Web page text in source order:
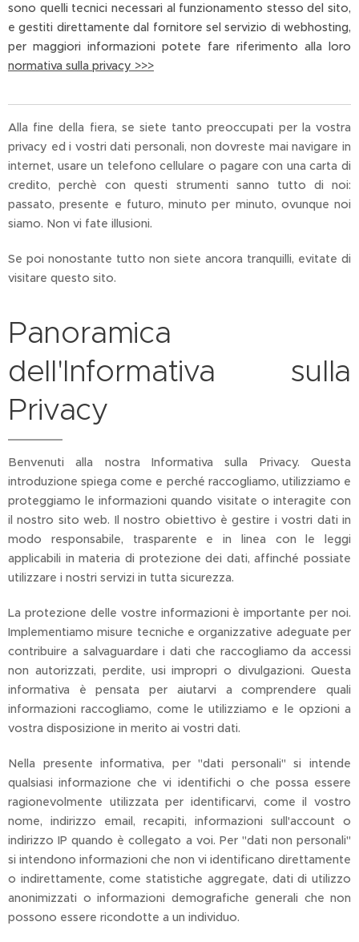
sono quelli tecnici necessari al funzionamento stesso del sito,
e gestiti direttamente dal fornitore sel servizio di webhosting,
per maggiori informazioni potete fare riferimento alla loro
normativa sulla privacy >>>
Alla fine della fiera, se siete tanto preoccupati per la vostra
privacy ed i vostri dati personali, non dovreste mai navigare in
internet, usare un telefono cellulare o pagare con una carta di
credito, perchè con questi strumenti sanno tutto di noi:
passato, presente e futuro, minuto per minuto, ovunque noi
siamo. Non vi fate illusioni.
Se poi nonostante tutto non siete ancora tranquilli, evitate di
visitare questo sito.
Panoramica
dell'Informativa sulla
Privacy
Benvenuti alla nostra Informativa sulla Privacy. Questa
introduzione spiega come e perché raccogliamo, utilizziamo e
proteggiamo le informazioni quando visitate o interagite con
il nostro sito web. Il nostro obiettivo è gestire i vostri dati in
modo responsabile, trasparente e in linea con le leggi
applicabili in materia di protezione dei dati, affinché possiate
utilizzare i nostri servizi in tutta sicurezza.
La protezione delle vostre informazioni è importante per noi.
Implementiamo misure tecniche e organizzative adeguate per
contribuire a salvaguardare i dati che raccogliamo da accessi
non autorizzati, perdite, usi impropri o divulgazioni. Questa
informativa è pensata per aiutarvi a comprendere quali
informazioni raccogliamo, come le utilizziamo e le opzioni a
vostra disposizione in merito ai vostri dati.
Nella presente informativa, per "dati personali" si intende
qualsiasi informazione che vi identifichi o che possa essere
ragionevolmente utilizzata per identificarvi, come il vostro
nome, indirizzo email, recapiti, informazioni sull'account o
indirizzo IP quando è collegato a voi. Per "dati non personali"
si intendono informazioni che non vi identificano direttamente
o indirettamente, come statistiche aggregate, dati di utilizzo
anonimizzati o informazioni demografiche generali che non
possono essere ricondotte a un individuo.